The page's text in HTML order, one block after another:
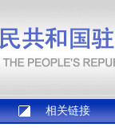
相关链接